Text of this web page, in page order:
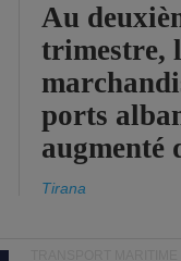
Au
trimestre,
ports
augmenté
Tirana